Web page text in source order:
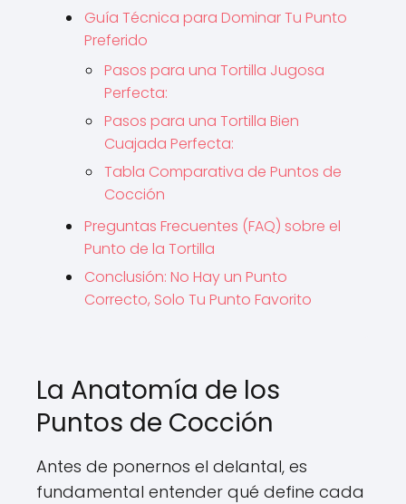
Guía Técnica para Dominar Tu Punto
Preferido
Pasos para una Tortilla Jugosa
Perfecta:
Pasos para una Tortilla Bien
Cuajada Perfecta:
Tabla Comparativa de Puntos de
Cocción
Preguntas Frecuentes (FAQ) sobre el
Punto de la Tortilla
Conclusión: No Hay un Punto
Correcto, Solo Tu Punto Favorito
La Anatomía de los
Puntos de Cocción
Antes de ponernos el delantal, es
fundamental entender qué define cada